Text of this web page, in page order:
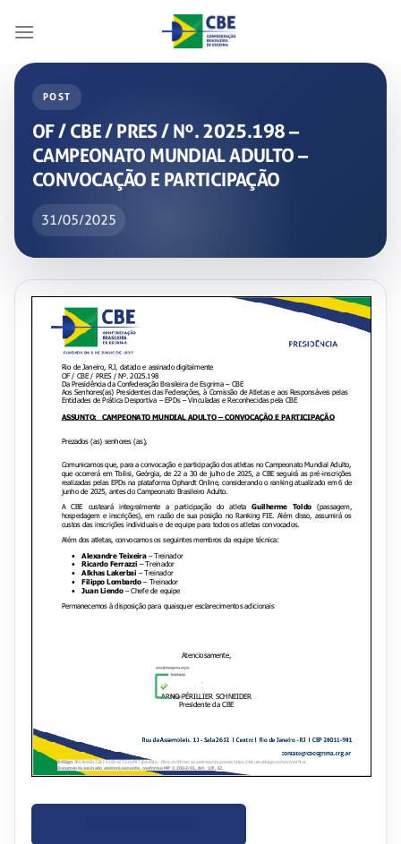
POST
OF / CBE / PRES / Nº. 2025.198 –
CAMPEONATO MUNDIAL ADULTO –
CONVOCAÇÃO E PARTICIPAÇÃO
31/05/2025